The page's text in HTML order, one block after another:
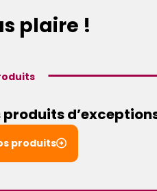
plaire !
produits